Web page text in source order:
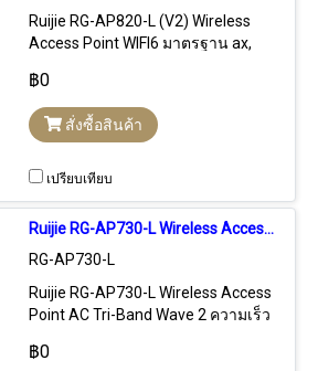
Ruijie RG-AP820-L (V2) Wireless
Access Point WIFI6 มาตรฐาน ax,
Gigabit, Ruijie Cloud Control, Captive
Portal
฿0
สั่งซื้อสินค้า
เปรียบเทียบ
Ruijie RG-AP730-L Wireless Access Point AC Tri-Band Wave 2, 2.130Gbps MIMO Port Gigabit, Cloud Control
RG-AP730-L
Ruijie RG-AP730-L Wireless Access
Point AC Tri-Band Wave 2 ความเร็ว
MIMO, Port Lan Gigabit, รองรับการ
฿0